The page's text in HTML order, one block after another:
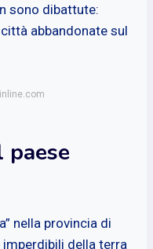
sono dibattute:
abbandonate sul
paese
nella provincia di
della terra